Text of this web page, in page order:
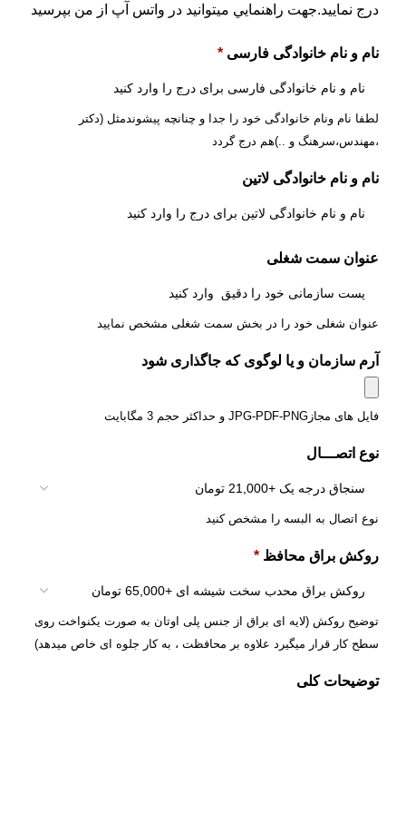
درج نماييد.جهت راهنمايي ميتوانيد در واتس آپ از من بپرسيد
نام و نام خانوادگی فارسی *
لطفا نام ونام خانوادگی خود را جدا و چنانچه پیشوندمثل (دکتر
،مهندس،سرهنگ و ..)هم درج گردد
نام و نام خانوادگی لاتین
عنوان سمت شغلی
عنوان شغلی خود را در بخش سمت شغلی مشخص نمایید
آرم سازمان و یا لوگوی که جاگذاری شود
فایل های مجازJPG-PDF-PNG و حداکثر حجم 3 مگابایت
نوع اتصـــال
نوع اتصال به البسه را مشخص کنید
روکش براق محافظ *
توضیح روکش (لایه ای براق از جنس پلی اوتان به صورت یکنواخت روی
سطح کار قرار میگیرد علاوه بر محافظت ، به کار جلوه ای خاص میدهد)
توضیحات کلی